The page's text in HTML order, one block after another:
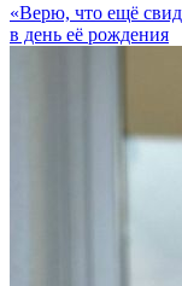
«Верю, что ещё
в день её рождения